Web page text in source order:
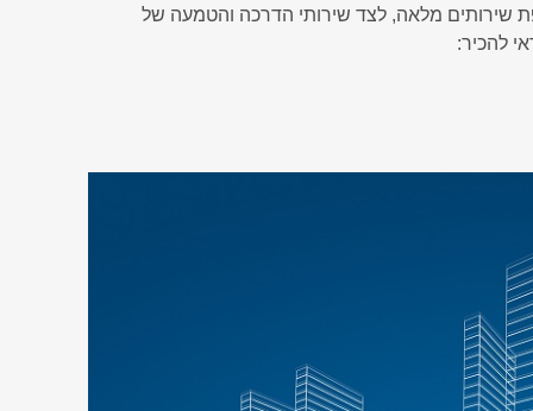
שירותים מלאה, לצד שירותי הדרכה והטמעה של
להכיר: